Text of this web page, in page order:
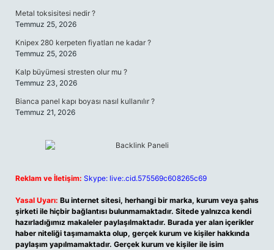
Metal toksisitesi nedir ?
Temmuz 25, 2026
Knipex 280 kerpeten fiyatları ne kadar ?
Temmuz 25, 2026
Kalp büyümesi stresten olur mu ?
Temmuz 23, 2026
Bianca panel kapı boyası nasıl kullanılır ?
Temmuz 21, 2026
Reklam ve İletişim: Skype: live:.cid.575569c608265c69
Yasal Uyarı: Bu internet sitesi, herhangi bir marka, kurum veya şahıs
şirketi ile hiçbir bağlantısı bulunmamaktadır. Sitede yalnızca kendi
hazırladığımız makaleler paylaşılmaktadır. Burada yer alan içerikler
haber niteliği taşımamakta olup, gerçek kurum ve kişiler hakkında
paylaşım yapılmamaktadır. Gerçek kurum ve kişiler ile isim